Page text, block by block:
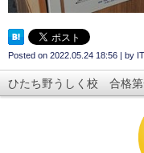
Posted on 2022.05.24 18:56 by
ひたち野うしく校 合格第